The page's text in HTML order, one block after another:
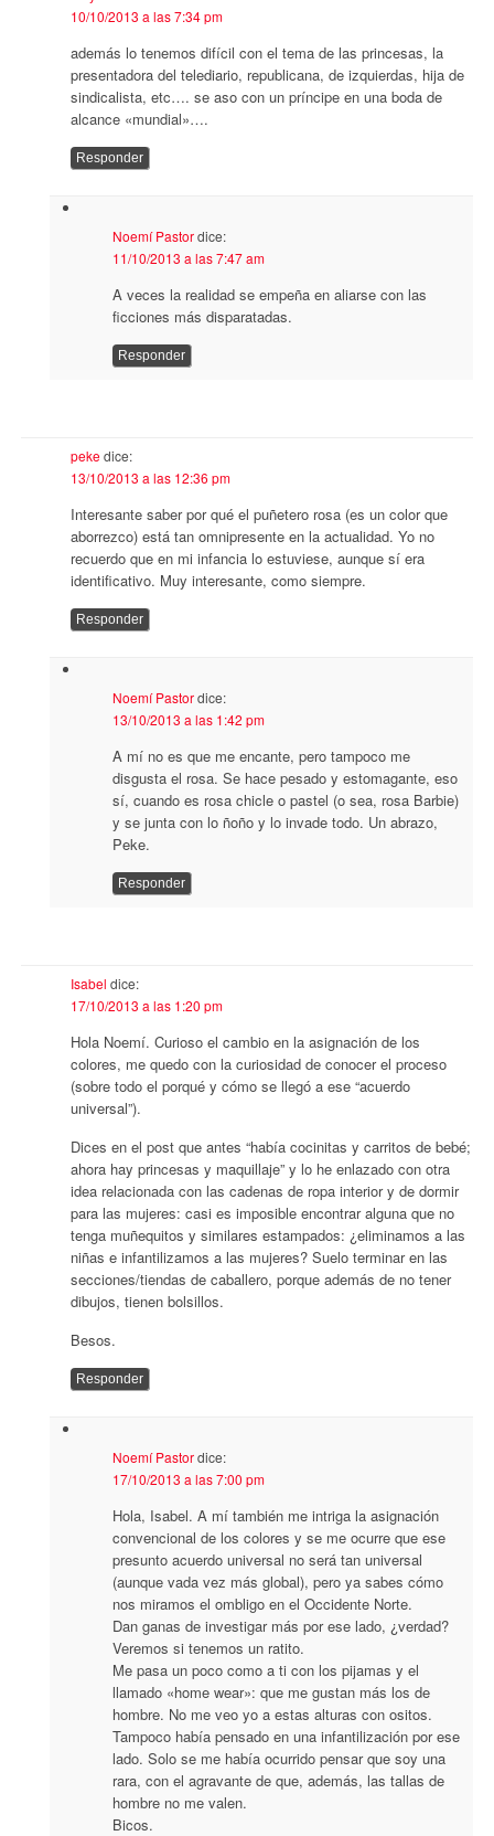
10/10/2013 a las 7:34 pm
además lo tenemos difícil con el tema de las princesas, la
presentadora del telediario, republicana, de izquierdas, hija de
sindicalista, etc…. se aso con un príncipe en una boda de
alcance «mundial»….
Responder
Noemí Pastordice:
11/10/2013 a las 7:47 am
A veces la realidad se empeña en aliarse con las
ficciones más disparatadas.
Responder
pekedice:
13/10/2013 a las 12:36 pm
Interesante saber por qué el puñetero rosa (es un color que
aborrezco) está tan omnipresente en la actualidad. Yo no
recuerdo que en mi infancia lo estuviese, aunque sí era
identificativo. Muy interesante, como siempre.
Responder
Noemí Pastordice:
13/10/2013 a las 1:42 pm
A mí no es que me encante, pero tampoco me
disgusta el rosa. Se hace pesado y estomagante, eso
sí, cuando es rosa chicle o pastel (o sea, rosa Barbie)
y se junta con lo ñoño y lo invade todo. Un abrazo,
Peke.
Responder
Isabel dice:
17/10/2013 a las 1:20 pm
Hola Noemí. Curioso el cambio en la asignación de los
colores, me quedo con la curiosidad de conocer el proceso
(sobre todo el porqué y cómo se llegó a ese “acuerdo
universal”).
Dices en el post que antes “había cocinitas y carritos de bebé;
ahora hay princesas y maquillaje” y lo he enlazado con otra
idea relacionada con las cadenas de ropa interior y de dormir
para las mujeres: casi es imposible encontrar alguna que no
tenga muñequitos y similares estampados: ¿eliminamos a las
niñas e infantilizamos a las mujeres? Suelo terminar en las
secciones/tiendas de caballero, porque además de no tener
dibujos, tienen bolsillos.
Besos.
Responder
Noemí Pastordice:
17/10/2013 a las 7:00 pm
Hola, Isabel. A mí también me intriga la asignación
convencional de los colores y se me ocurre que ese
presunto acuerdo universal no será tan universal
(aunque vada vez más global), pero ya sabes cómo
nos miramos el ombligo en el Occidente Norte.
Dan ganas de investigar más por ese lado, ¿verdad?
Veremos si tenemos un ratito.
Me pasa un poco como a ti con los pijamas y el
llamado «home wear»: que me gustan más los de
hombre. No me veo yo a estas alturas con ositos.
Tampoco había pensado en una infantilización por ese
lado. Solo se me había ocurrido pensar que soy una
rara, con el agravante de que, además, las tallas de
hombre no me valen.
Bicos.